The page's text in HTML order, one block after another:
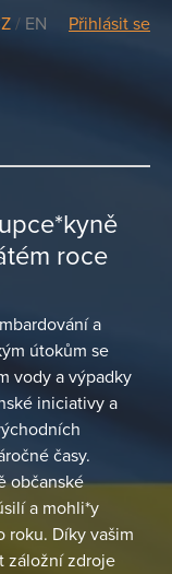
/ EN Přihlásit se
roce
a
útokům se
vody a výpadky
iniciativy a
časy.
občanské
a mohli*y
roku. Díky vašim
záložní zdroje